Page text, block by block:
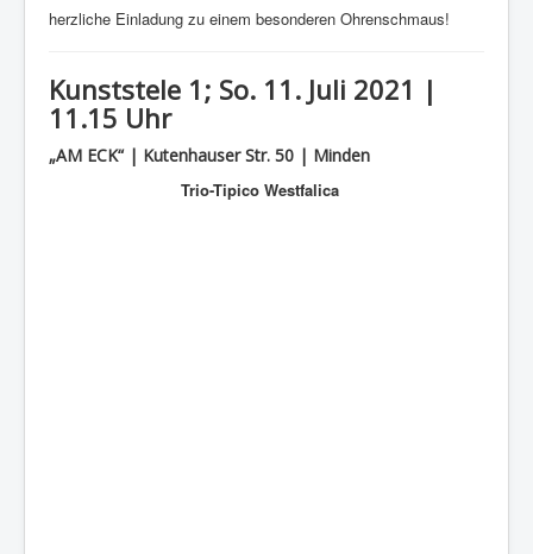
herzliche Einladung zu einem besonderen Ohrenschmaus!
Kunststele 1; So. 11. Juli 2021 |
11.15 Uhr
„AM ECK“ | Kutenhauser Str. 50 | Minden
Trio-Tipico Westfalica